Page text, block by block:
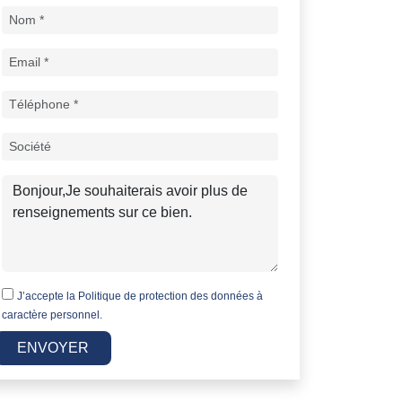
J’accepte la Politique de protection des données à
caractère personnel.
ENVOYER